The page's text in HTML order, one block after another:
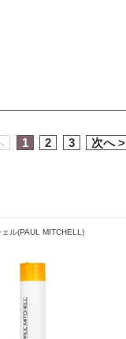
1 2 3 次へ >
ル(PAUL MITCHELL)